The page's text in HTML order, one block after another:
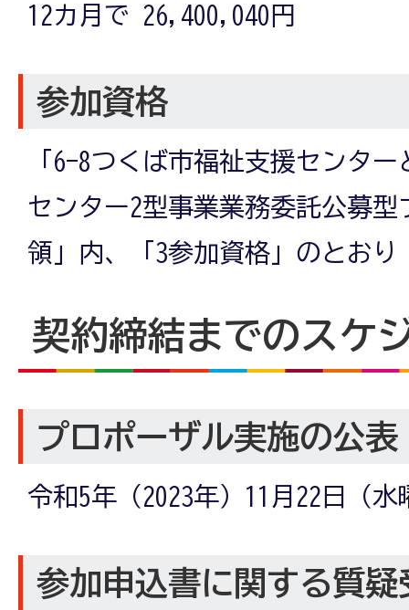
12カ月で 26,400,040円
参加資格
「6-8つくば市福祉支援センタ
センター2型事業業務委託公募
領」内、「3参加資格」のとおり
契約締結までのスケ
プロポーザル実施の公表
令和5年（2023年）11月22日（水
参加申込書に関する質疑